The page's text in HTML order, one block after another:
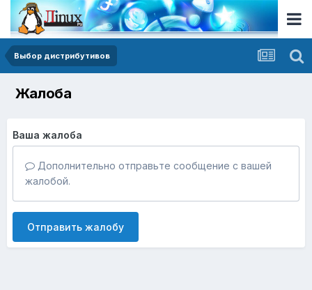
Выбор дистрибутивов
Жалоба
Ваша жалоба
Дополнительно отправьте сообщение с вашей
жалобой.
Отправить жалобу